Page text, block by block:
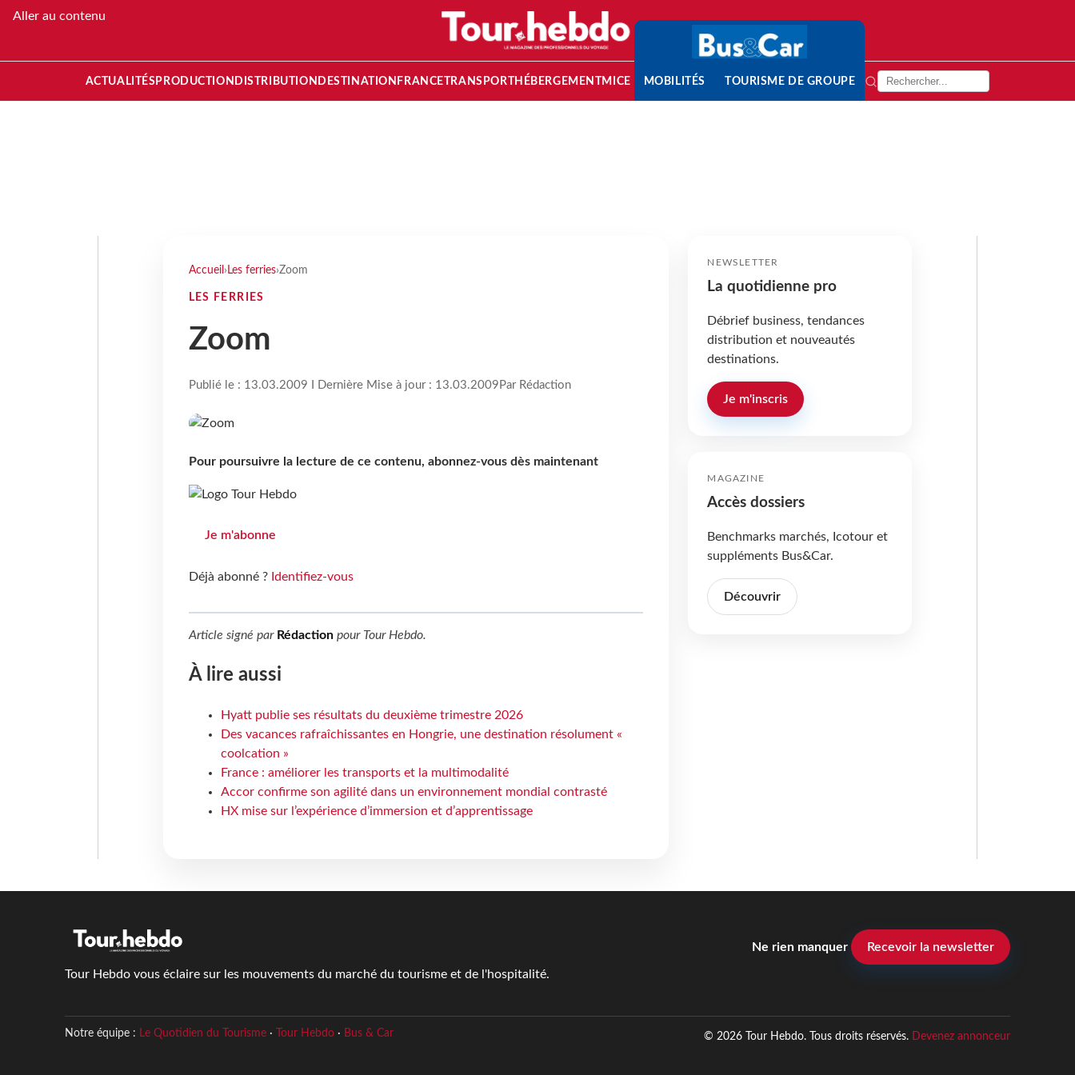
Aller au contenu
ACTUALITÉS PRODUCTION DISTRIBUTION DESTINATION FRANCETRANSPORT HÉBERGEMENTMICE MOBILITÉS TOURISME DE GROUPE
Accueil › Les ferries›Zoom
LES FERRIES
Zoom
Publié le : 13.03.2009 I Dernière Mise à jour : 13.03.2009 Par Rédaction
Pour poursuivre la lecture de ce contenu, abonnez-vous dès maintenant
Je m'abonne
Déjà abonné ? Identifiez-vous
Article signé par Rédactionpour Tour Hebdo.
À lire aussi
Hyatt publie ses résultats du deuxième trimestre 2026
Des vacances rafraîchissantes en Hongrie, une destination résolument «
coolcation »
France : améliorer les transports et la multimodalité
Accor confirme son agilité dans un environnement mondial contrasté
HX mise sur l’expérience d’immersion et d’apprentissage
NEWSLETTER
La quotidienne pro
Débrief business, tendances
distribution et nouveautés
destinations.
Je m'inscris
MAGAZINE
Accès dossiers
Benchmarks marchés, Icotour et
suppléments Bus&Car.
Découvrir
Tour Hebdo vous éclaire sur les mouvements du marché du tourisme et de l'hospitalité.
Ne rien manquer Recevoir la newsletter
Notre équipe : Le Quotidien du Tourisme· Tour Hebdo· Bus & Car © 2026 Tour Hebdo. Tous droits réservés. Devenez annonceur